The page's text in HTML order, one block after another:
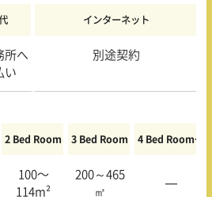
インターネット
所へ
い
別途契約
2 Bed Room 3 Bed Room 4 Bed Room〜
100〜
114m²
200～465
㎡
—